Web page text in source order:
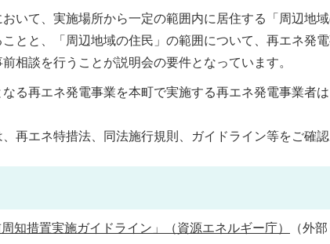
いて、実施場所から一定の範囲内に居住する「周辺地
とと、「周辺地域の住民」の範囲について、再エネ発
相談を行うことが説明会の要件となっています。
る再エネ発電事業を本町で実施する再エネ発電事業者
再エネ特措法、同法施行規則、ガイドライン等をご確認
周知措置実施ガイドライン」（資源エネルギー庁） （外